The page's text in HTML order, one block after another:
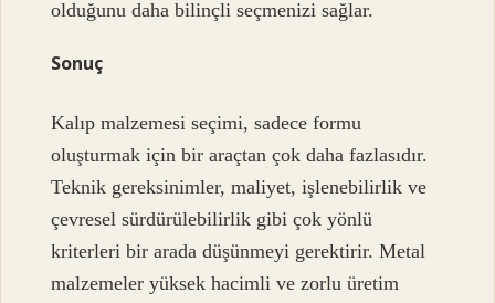
olduğunu daha bilinçli seçmenizi sağlar.
Sonuç
Kalıp malzemesi seçimi, sadece formu
oluşturmak için bir araçtan çok daha fazlasıdır.
Teknik gereksinimler, maliyet, işlenebilirlik ve
çevresel sürdürülebilirlik gibi çok yönlü
kriterleri bir arada düşünmeyi gerektirir. Metal
malzemeler yüksek hacimli ve zorlu üretim